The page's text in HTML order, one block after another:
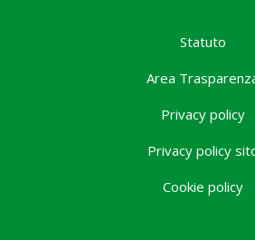
Statuto
Area
Privacy policy
Privacy policy
Cookie policy